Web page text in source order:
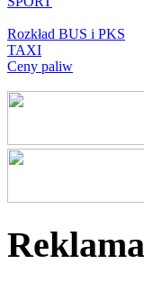
Rozkład BUS i PKS
TAXI
Ceny paliw
Reklama